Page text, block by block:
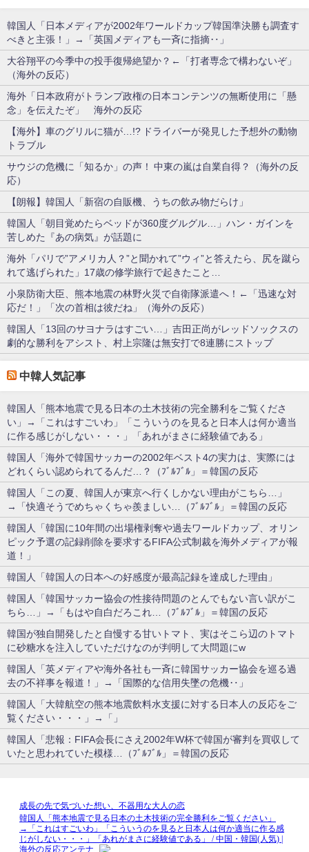
韓国人「日本メディアが2002年ワールドカップ韓国準決勝も調査す
べきと主張！」→「英国メディアも一斉に指摘‥」
大谷翔平の今季中の投手復帰絶望か？←「打者専念で構わないぞ」
（海外の反応）
海外「日本政府がトランプ政権の日本コンテンツの無断使用に「懸
念」を伝えたぞ」 海外の反応
【海外】車のグリルに猫が…!? ドライバーが発見した予想外の動物
トラブル
サウジの危機に「知るか」の声！ 中東の嵐は自業自得？（海外の反
応）
【朗報】韓国人「新宿の自販機、うちの飲み物だらけ」
韓国人「朝目覚めたらベッドが360度グルグル…」ハン・ガインを
苦しめた『あの病気』が話題に
海外「パリで”アメリカ人？”と聞かれて”ウィ”と答えたら、尻を蹴ら
れて逃げられた」17歳の修学旅行で起きたこと…
小泉防衛大臣、熊本地震の林野火災で自衛隊派遣へ！←「迅速な対
応だ！」「次の首相は彼だね」（海外の反応）
韓国人「13回のサヨナラはすごい…」吉田正尚がレッドソックスの
劇的な勝利をアシスト、村上宗隆は無安打で8連勝にストップ
中韓人気記事
韓国人「熊本地震で見る日本の土木技術の完全勝利をご覧くださ
い」→「これはすごいわ」「こういうのを見ると日本人は何か適当
に作る感じがしない・・・」「あれがまさに経験値である」
韓国人「海外で韓国サッカーの2002年ベスト4の実力は、実際には
どれくらい認められてるんだ…？（ﾌﾞﾙﾌﾞﾙ」＝韓国の反応
韓国人「この夏、韓国人が東京へ行くしかない理由がこちら…」
→「快適そうでめちゃくちゃ羨ましい…（ﾌﾞﾙﾌﾞﾙ」＝韓国の反応
韓国人「韓国に10年間の出場権剥奪や過去ワールドカップ、オリン
ピック予選の記録削除を要求するFIFA公式制裁を海外メディアが報
道！」
韓国人「韓国人の日本への好感度が最高記録を達成した理由」
韓国人「韓国サッカー協会の性接待問題のとんでもない言い訳がこ
ちら…」→「もはや自白だろこれ…（ﾌﾞﾙﾌﾞﾙ」＝韓国の反応
韓国が独自開発したと自慢する甘いトマト、実はそこら辺のトマト
に砂糖水を注入していただけなのが判明して大問題にw
韓国人「英メディアや海外各社も一斉に韓国サッカー協会を巡る過
去の不祥事を報道！」→「国際的な信用失墜の危機‥」
韓国人「大韓航空の熊本地震飲料水支援に対する日本人の反応をご
覧ください・・・」→「」
韓国人「悲報：FIFA会長にさえ2002年W杯で韓国が審判を買収して
いたと思われていた模様…（ﾌﾞﾙﾌﾞﾙ」＝韓国の反応